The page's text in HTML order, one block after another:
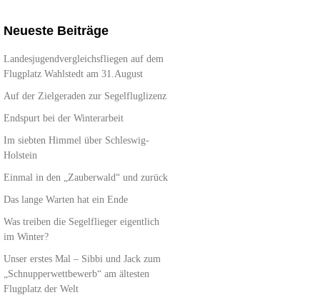
Neueste Beiträge
Landesjugendvergleichsfliegen auf dem
Flugplatz Wahlstedt am 31.August
Auf der Zielgeraden zur Segelfluglizenz
Endspurt bei der Winterarbeit
Im siebten Himmel über Schleswig-
Holstein
Einmal in den „Zauberwald“ und zurück
Das lange Warten hat ein Ende
Was treiben die Segelflieger eigentlich
im Winter?
Unser erstes Mal – Sibbi und Jack zum
„Schnupperwettbewerb“ am ältesten
Flugplatz der Welt